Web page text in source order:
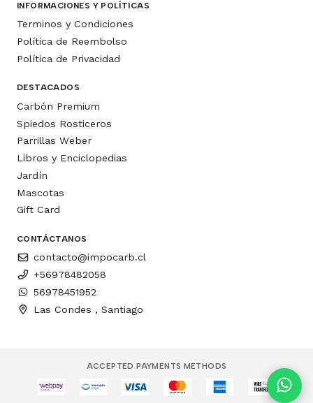
INFORMACIONES Y POLÍTICAS
Terminos y Condiciones
Política de Reembolso
Política de Privacidad
DESTACADOS
Carbón Premium
Spiedos Rosticeros
Parrillas Weber
Libros y Enciclopedias
Jardín
Mascotas
Gift Card
CONTÁCTANOS
contacto@impocarb.cl
+56978482058
56978451952
Las Condes , Santiago
ACCEPTED PAYMENTS METHODS